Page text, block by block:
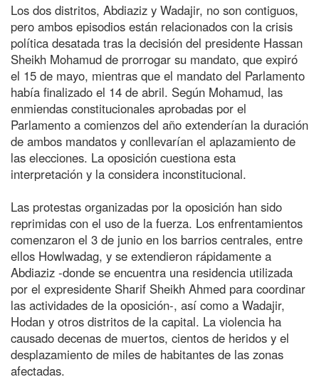
Los dos distritos, Abdiaziz y Wadajir, no son contiguos,
pero ambos episodios están relacionados con la crisis
política desatada tras la decisión del presidente Hassan
Sheikh Mohamud de prorrogar su mandato, que expiró
el 15 de mayo, mientras que el mandato del Parlamento
había finalizado el 14 de abril. Según Mohamud, las
enmiendas constitucionales aprobadas por el
Parlamento a comienzos del año extenderían la duración
de ambos mandatos y conllevarían el aplazamiento de
las elecciones. La oposición cuestiona esta
interpretación y la considera inconstitucional.
Las protestas organizadas por la oposición han sido
reprimidas con el uso de la fuerza. Los enfrentamientos
comenzaron el 3 de junio en los barrios centrales, entre
ellos Howlwadag, y se extendieron rápidamente a
Abdiaziz -donde se encuentra una residencia utilizada
por el expresidente Sharif Sheikh Ahmed para coordinar
las actividades de la oposición-, así como a Wadajir,
Hodan y otros distritos de la capital. La violencia ha
causado decenas de muertos, cientos de heridos y el
desplazamiento de miles de habitantes de las zonas
afectadas.